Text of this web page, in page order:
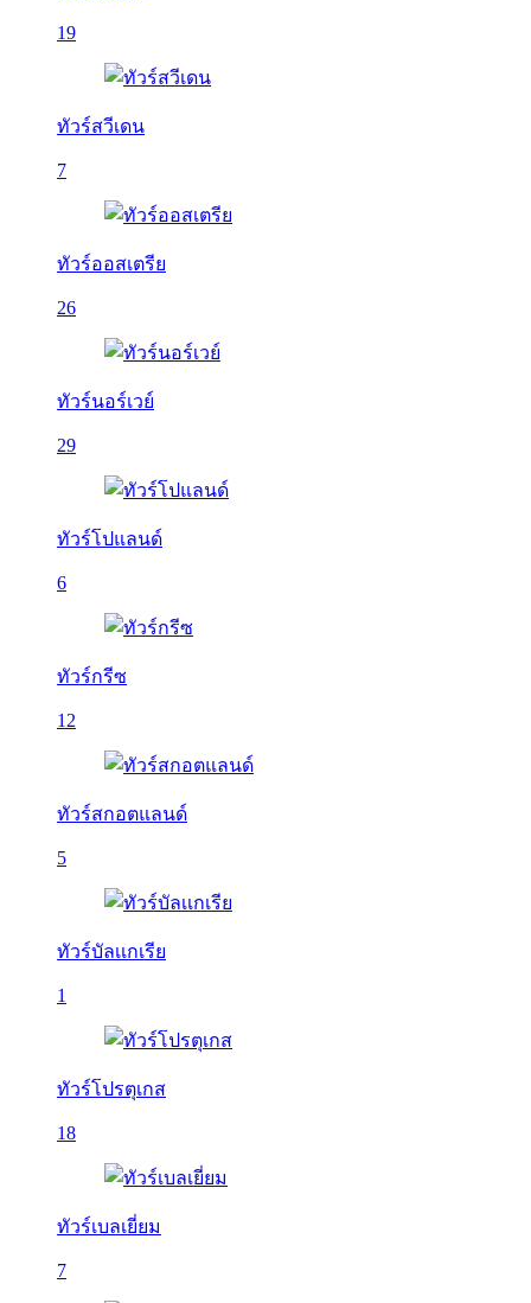
19
ทัวร์สวีเดน
7
ทัวร์ออสเตรีย
26
ทัวร์นอร์เวย์
29
ทัวร์โปแลนด์
6
ทัวร์กรีซ
12
ทัวร์สกอตแลนด์
5
ทัวร์บัลเเกเรีย
1
ทัวร์โปรตุเกส
18
ทัวร์เบลเยี่ยม
7